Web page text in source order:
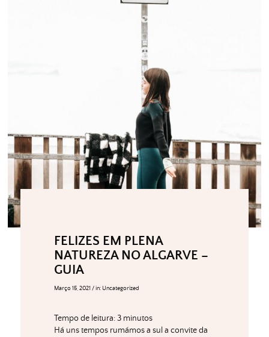
FELIZES EM PLENA
NATUREZA NO ALGARVE –
GUIA
Março 15, 2021 /in: Uncategorized
Tempo de leitura:3 minutos
Há uns tempos rumámos a sul a convite da